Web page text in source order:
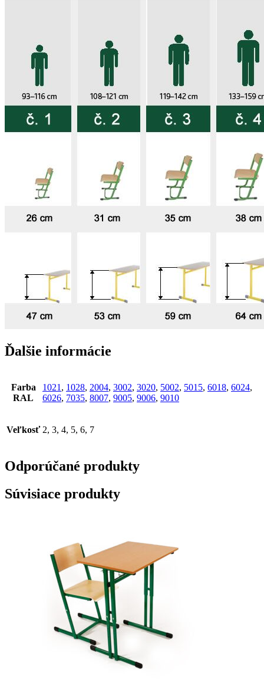
Ďalšie informácie
Farba
RAL
1021 , 1028, 2004, 3002, 3020, 5002, 5015, 6018, 6024,
6026, 7035, 8007, 9005, 9006, 9010
Veľkosť 2, 3, 4, 5, 6, 7
Odporúčané produkty
Súvisiace produkty